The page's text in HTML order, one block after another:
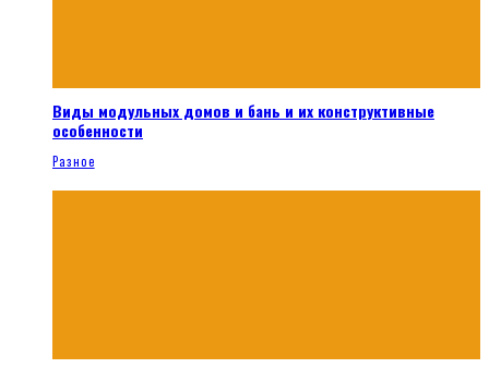
Виды модульных домов и бань и их конструктивные
особенности
Разное